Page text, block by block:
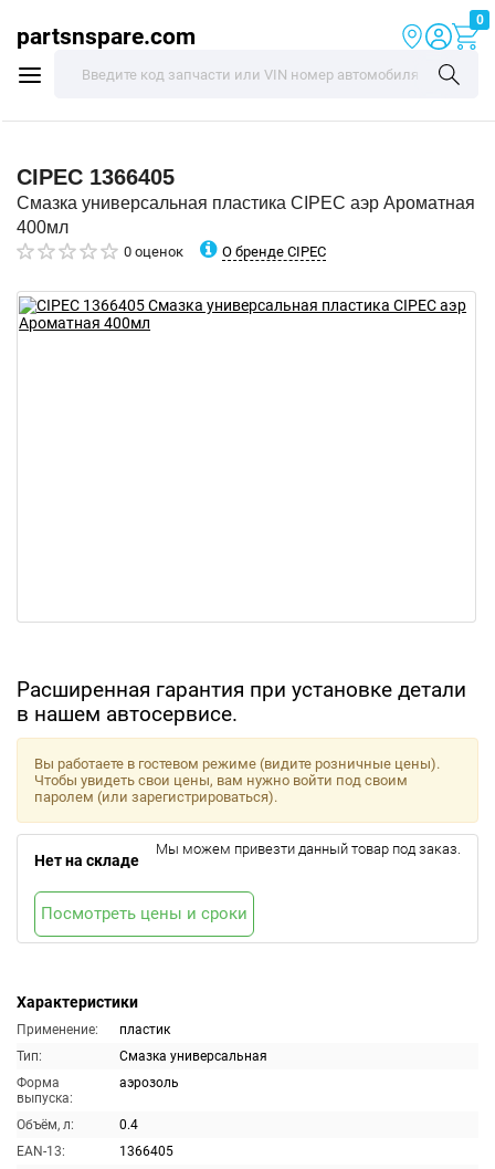
partsnspare.com
0
CIPEC 1366405
Смазка универсальная пластика CIPEC аэр Ароматная
400мл
0 оценок О бренде CIPEC
Расширенная гарантия при установке детали
в нашем автосервисе.
Характеристики
Применение:
пластик
Тип:
Смазка универсальная
Форма
выпуска:
аэрозоль
Объём, л:
0.4
EAN-13:
1366405
Вы работаете в гостевом режиме (видите розничные цены).
Чтобы увидеть свои цены, вам нужно войти под своим
паролем (или зарегистрироваться).
Нет на складе
Мы можем привезти данный товар под заказ.
Посмотреть цены и сроки